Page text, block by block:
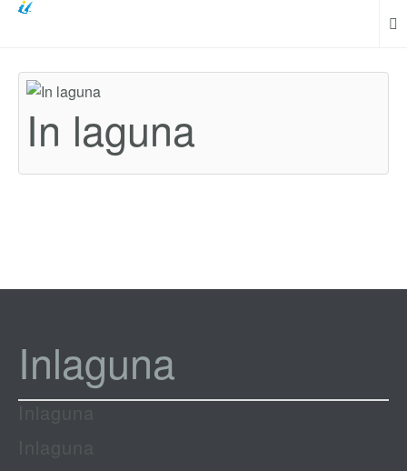
In laguna
Inlaguna